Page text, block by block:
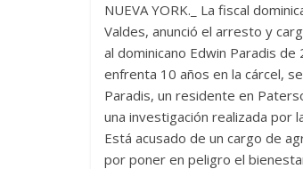
NUEVA YORK._ La fiscal
Valdes, anunció el arresto y
al dominicano Edwin Paradis
enfrenta 10 años en la cárcel,
Paradis, un residente en
una investigación realizada por
Está acusado de un cargo de
por poner en peligro el